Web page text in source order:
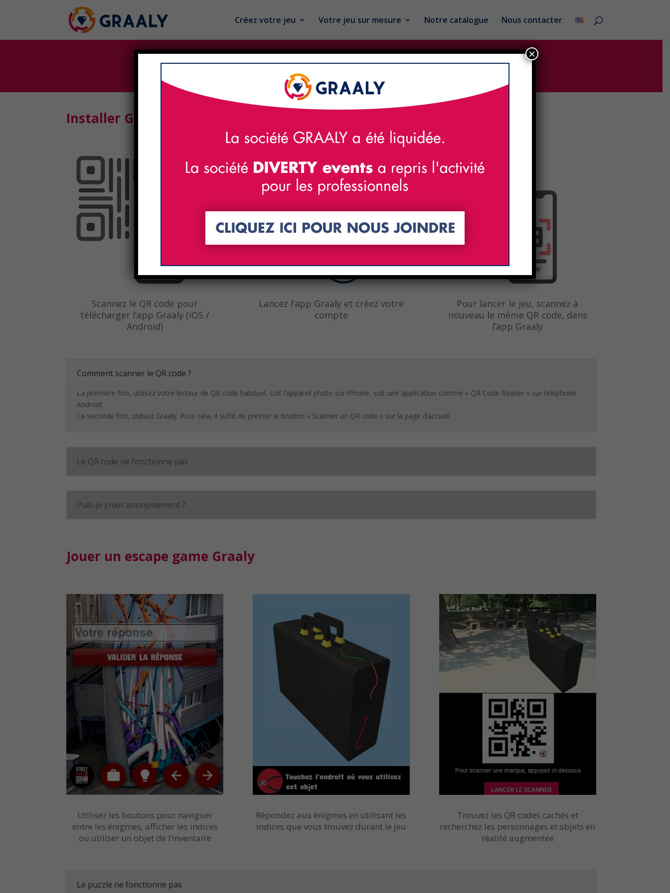
Créez votre jeu Votre jeu sur mesure Notre catalogue Nous contacter
Comment utiliser Graaly
Installer Graaly et lancer un jeu
Scannez le QR code pour
télécharger l’app Graaly (iOS /
Android)
Lancez l’app Graaly et créez votre
compte
Pour lancer le jeu, scannez à
nouveau le même QR code, dans
l’app Graaly
Comment scanner le QR code ?
La première fois, utilisez votre lecteur de QR code habituel, soit l’appareil photo sur iPhone, soit une application comme « QR Code Reader » sur téléphone
Android.
La seconde fois, utilisez Graaly. Pour cela, il suffit de presser le bouton « Scanner un QR code » sur la page d’accueil
Le QR code ne fonctionne pas
Puis-je jouer anonymement ?
Jouer un escape game Graaly
Utilisez les boutons pour naviguer
entre les énigmes, afficher les indices
ou utiliser un objet de l’inventaire
Répondez aux énigmes en utilisant les
indices que vous trouvez durant le jeu
Trouvez les QR codes cachés et
recherchez les personnages et objets en
réalité augmentée
Le puzzle ne fonctionne pas
×